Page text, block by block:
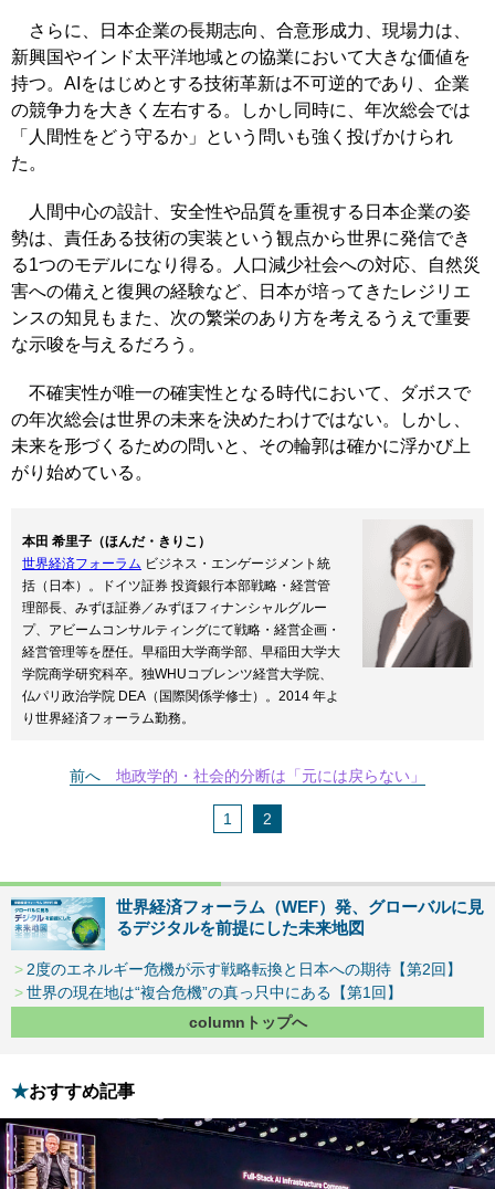
さらに、日本企業の長期志向、合意形成力、現場力は、
新興国やインド太平洋地域との協業において大きな価値を
持つ。AIをはじめとする技術革新は不可逆的であり、企業
の競争力を大きく左右する。しかし同時に、年次総会では
「人間性をどう守るか」という問いも強く投げかけられ
た。
人間中心の設計、安全性や品質を重視する日本企業の姿
勢は、責任ある技術の実装という観点から世界に発信でき
る1つのモデルになり得る。人口減少社会への対応、自然災
害への備えと復興の経験など、日本が培ってきたレジリエ
ンスの知見もまた、次の繁栄のあり方を考えるうえで重要
な示唆を与えるだろう。
不確実性が唯一の確実性となる時代において、ダボスで
の年次総会は世界の未来を決めたわけではない。しかし、
未来を形づくるための問いと、その輪郭は確かに浮かび上
がり始めている。
本田 希里子（ほんだ・きりこ）
世界経済フォーラム ビジネス・エンゲージメント統
括（日本）。ドイツ証券 投資銀行本部戦略・経営管
理部長、みずほ証券／みずほフィナンシャルグルー
プ、アビームコンサルティングにて戦略・経営企画・
経営管理等を歴任。早稲田大学商学部、早稲田大学大
学院商学研究科卒。独WHUコブレンツ経営大学院、
仏パリ政治学院 DEA（国際関係学修士）。2014 年よ
り世界経済フォーラム勤務。
前へ 地政学的・社会的分断は「元には戻らない」
1 2
世界経済フォーラム（WEF）発、グローバルに見
るデジタルを前提にした未来地図
2度のエネルギー危機が示す戦略転換と日本への期待【第2回】
世界の現在地は“複合危機”の真っ只中にある【第1回】
columnトップへ
おすすめ記事